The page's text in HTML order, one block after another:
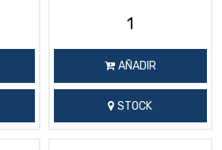
AÑADIR
STOCK